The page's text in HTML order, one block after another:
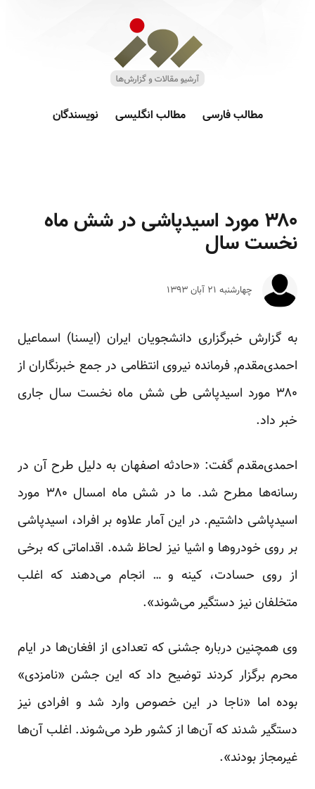
مطالب فارسی مطالب انگلیسی نویسندگان
۳۸۰ مورد اسیدپاشی در شش ماه
نخست سال
چهارشنبه ۲۱ آبان ۱۳۹۳
به گزارش خبرگزاری دانشجویان ایران (ایسنا) اسماعیل
احمدی‌مقدم٬ فرمانده نیروی انتظامی در جمع خبرنگاران از
۳۸۰ مورد اسیدپاشی طی شش ماه نخست سال جاری
خبر داد.
احمدی‌مقدم گفت: «حادثه اصفهان به دلیل طرح آن در
رسانه‌ها مطرح شد. ما در شش ماه امسال ۳۸۰ مورد
اسیدپاشی داشتیم. در این آمار علاوه بر افراد، اسیدپاشی
بر روی خودروها و اشیا نیز لحاظ شده. اقداماتی که برخی
از روی حسادت، کینه و … انجام می‌دهند که اغلب
متخلفان نیز دستگیر می‌شوند».
وی همچنین درباره جشنی که تعدادی از افغان‌ها در ایام
محرم برگزار کردند توضیح داد که این جشن «نامزدی»
بوده اما «ناجا در این خصوص وارد شد و افرادی نیز
دستگیر شدند که آن‌ها از کشور طرد می‌شوند. اغلب آن‌ها
غیرمجاز بودند».